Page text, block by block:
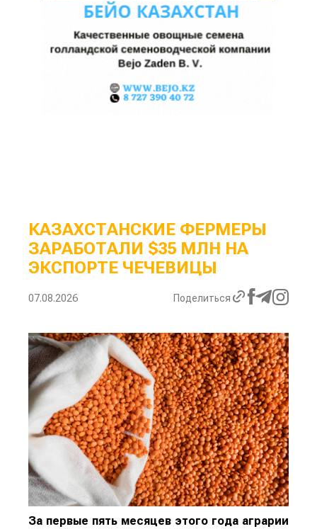
КАЗАХСТАНСКИЕ ФЕРМЕРЫ
ЗАРАБОТАЛИ $35 МЛН НА
ЭКСПОРТЕ ЧЕЧЕВИЦЫ
07.08.2026 Поделиться
За первые пять месяцев этого года аграрии